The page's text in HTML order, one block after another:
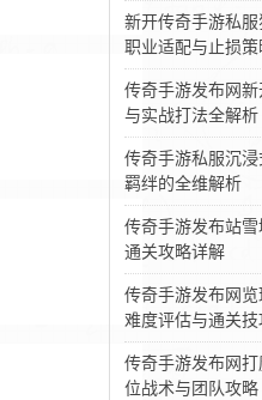
新开传奇手游私服
职业适配与止损
传奇手游发布网
与实战打法全解析
传奇手游私服沉
羁绊的全维解析
传奇手游发布站
通关攻略详解
传奇手游发布网览
难度评估与通关技
传奇手游发布网
位战术与团队攻略